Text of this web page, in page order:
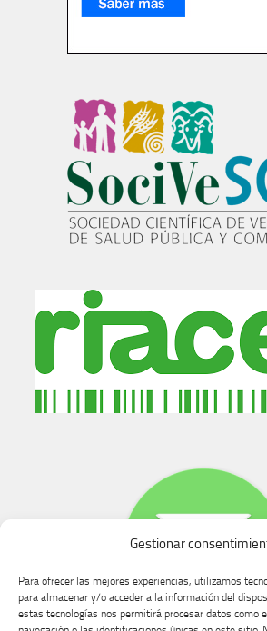
Gestionar
Para ofrecer las mejores experiencias, utilizamos
para almacenar y/o acceder a la información del
estas tecnologías nos permitirá procesar datos como